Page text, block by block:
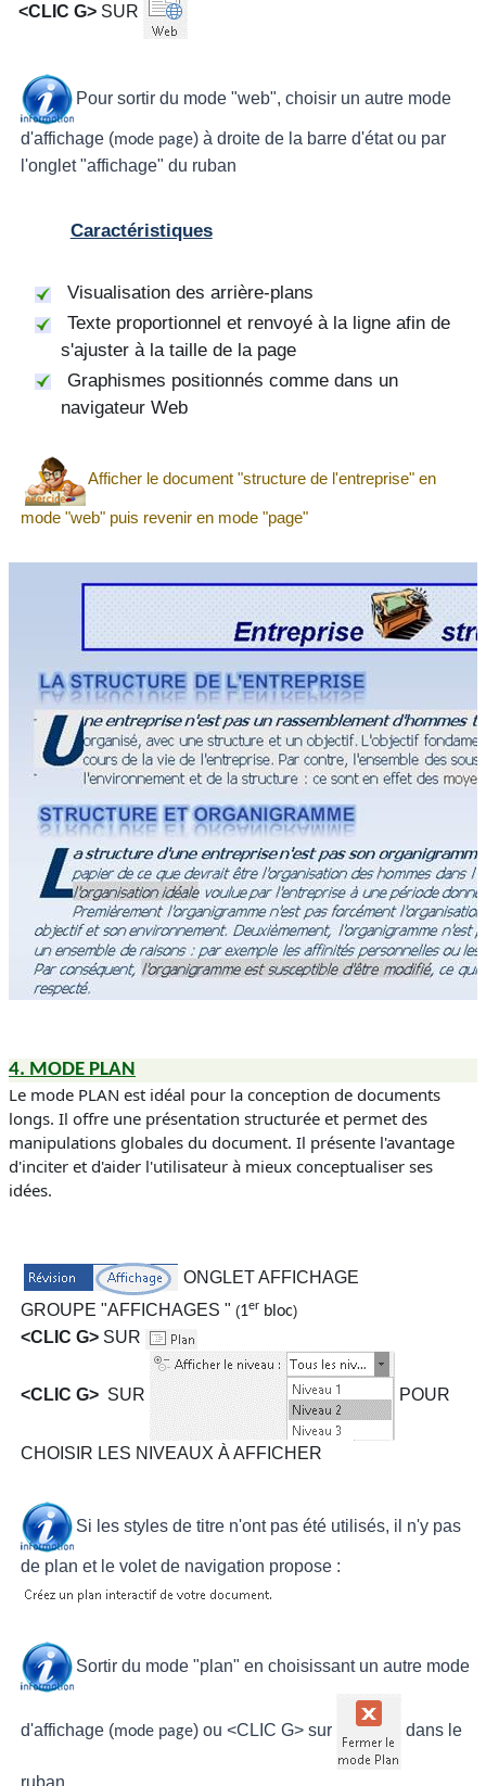
<CLIC G> SUR
Pour sortir du mode "web", choisir un autre mode
d'affichage (mode page) à droite de la barre d'état ou par
l'onglet "affichage" du ruban
Caractéristiques
Visualisation des arrière-plans
Texte proportionnel et renvoyé à la ligne afin de
s'ajuster à la taille de la page
Graphismes positionnés comme dans un
navigateur Web
Afficher le document "structure de l'entreprise" en
mode "web" puis revenir en mode "page"
4. MODE PLAN
Le mode PLAN est idéal pour la conception de documents
longs. Il offre une présentation structurée et permet des
manipulations globales du document. Il présente l'avantage
d'inciter et d'aider l'utilisateur à mieux conceptualiser ses
idées.
ONGLET AFFICHAGE
GROUPE "AFFICHAGES " (1er bloc)
<CLIC G> SUR
<CLIC G> SUR POUR
CHOISIR LES NIVEAUX À AFFICHER
Si les styles de titre n'ont pas été utilisés, il n'y pas
de plan et le volet de navigation propose :
Sortir du mode "plan" en choisissant un autre mode
d'affichage (mode page)ou <CLIC G> sur dans le
ruban